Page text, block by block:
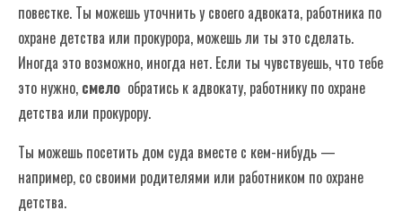
повестке. Ты можешь уточнить у своего адвоката, работника по
охране детства или прокурора, можешь ли ты это сделать.
Иногда это возможно, иногда нет. Если ты чувствуешь, что тебе
это нужно, смело обратись к адвокату, работнику по охране
детства или прокурору.
Ты можешь посетить дом суда вместе с кем-нибудь —
например, со своими родителями или работником по охране
детства.